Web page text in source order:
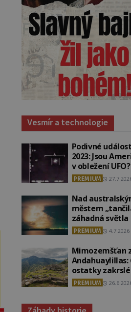
Vesmír a technologie
Podivné
2023: Jsou
v obležení UFO?
PREMIUM
Nad
městem
záhadná světla
PREMIUM 4.7.2026
Mimozemšťan
Andahuaylillas:
ostatky
stvoření s
lebkou?
PREMIUM